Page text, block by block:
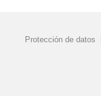
Protección de datos